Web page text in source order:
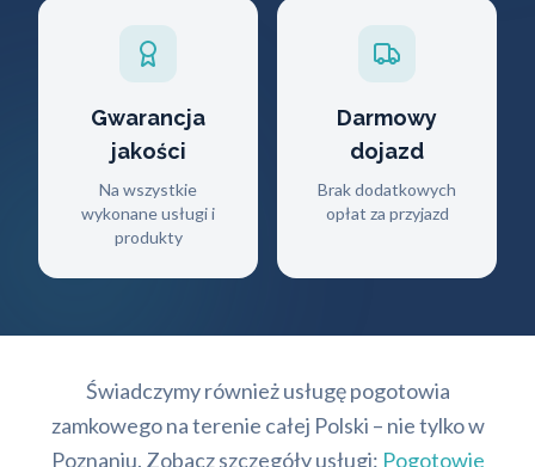
Gwarancja
jakości
Na wszystkie
wykonane usługi i
produkty
Darmowy
dojazd
Brak dodatkowych
opłat za przyjazd
Świadczymy również usługę pogotowia
zamkowego na terenie całej Polski – nie tylko w
Poznaniu. Zobacz szczegóły usługi: Pogotowie